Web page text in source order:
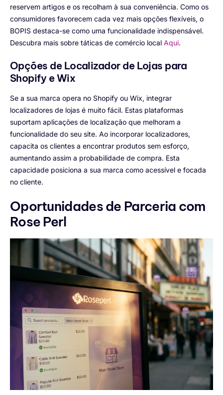
reservem artigos e os recolham à sua conveniência. Como os
consumidores favorecem cada vez mais opções flexíveis, o
BOPIS destaca-se como uma funcionalidade indispensável.
Descubra mais sobre táticas de comércio local Aqui.
Opções de Localizador de Lojas para
Shopify e Wix
Se a sua marca opera no Shopify ou Wix, integrar
localizadores de lojas é muito fácil. Estas plataformas
suportam aplicações de localização que melhoram a
funcionalidade do seu site. Ao incorporar localizadores,
capacita os clientes a encontrar produtos sem esforço,
aumentando assim a probabilidade de compra. Esta
capacidade posiciona a sua marca como acessível e focada
no cliente.
Oportunidades de Parceria com
Rose Perl